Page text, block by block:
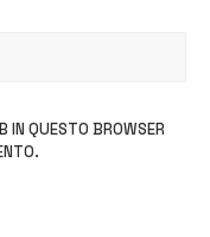
IN QUESTO BROWSER